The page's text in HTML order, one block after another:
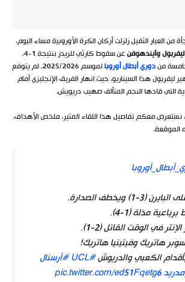
العيار الثقيل زلزلت أركان الكرة الأوروبية مساء اليوم،
ليفربول وآيندهوفن
عن سقوط كارثي للريدز بنتيجة 1-4،
مندوري أبطال أوروبا
لموسم 2025/2026. لم يتوقع
هذا السيناريو، حيث انهار الفريق الإنجليزي أمام
التي قادها النجم المتألق صهيب دريويش.
نستعرض معكم تفاصيل هذا اللقاء المثير، ملخص الأهداف،
الموقعة.
#UCL
#أرسنال
pic.twitter.com/ed51Fqetg6